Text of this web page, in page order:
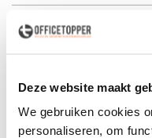
Deze website maakt
We gebruiken cookies
personaliseren, om
Kleur poten